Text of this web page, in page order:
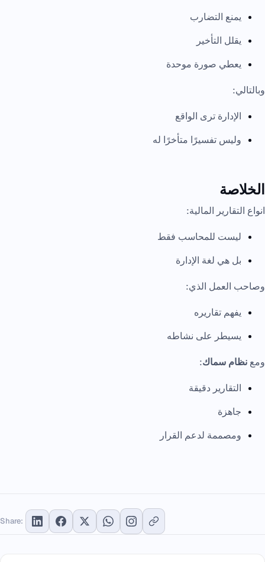
يمنع التضارب
يقلل التأخير
يعطي صورة موحدة
وبالتالي:
الإدارة ترى الواقع
وليس تفسيرًا متأخرًا له
الخلاصة
انواع التقارير المالية:
ليست للمحاسب فقط
بل هي لغة الإدارة
وصاحب العمل الذي:
يفهم تقاريره
يسيطر على نشاطه
ومع نظام سماك:
التقارير دقيقة
جاهزة
ومصممة لدعم القرار
Share: